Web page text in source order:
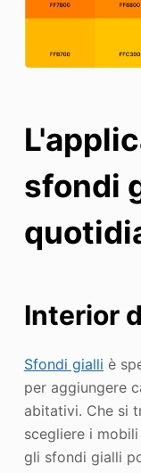
sfondi
Interior
Sfondi gialli è
per aggiungere
abitativi. Che si
scegliere i
gli sfondi gialli